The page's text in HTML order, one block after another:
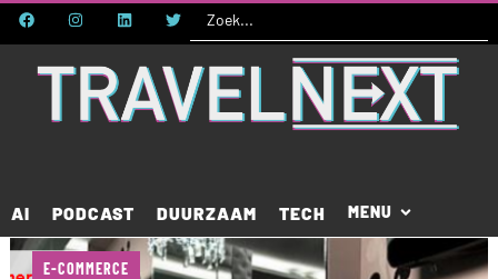
AI PODCAST DUURZAAM TECH
E-COMMERCE